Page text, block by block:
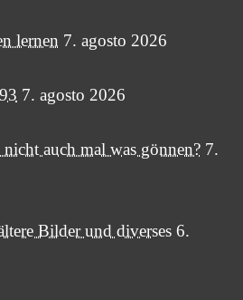
lernen 7. agosto 2026
7. agosto 2026
auch mal was gönnen? 7.
Bilder und diverses 6.